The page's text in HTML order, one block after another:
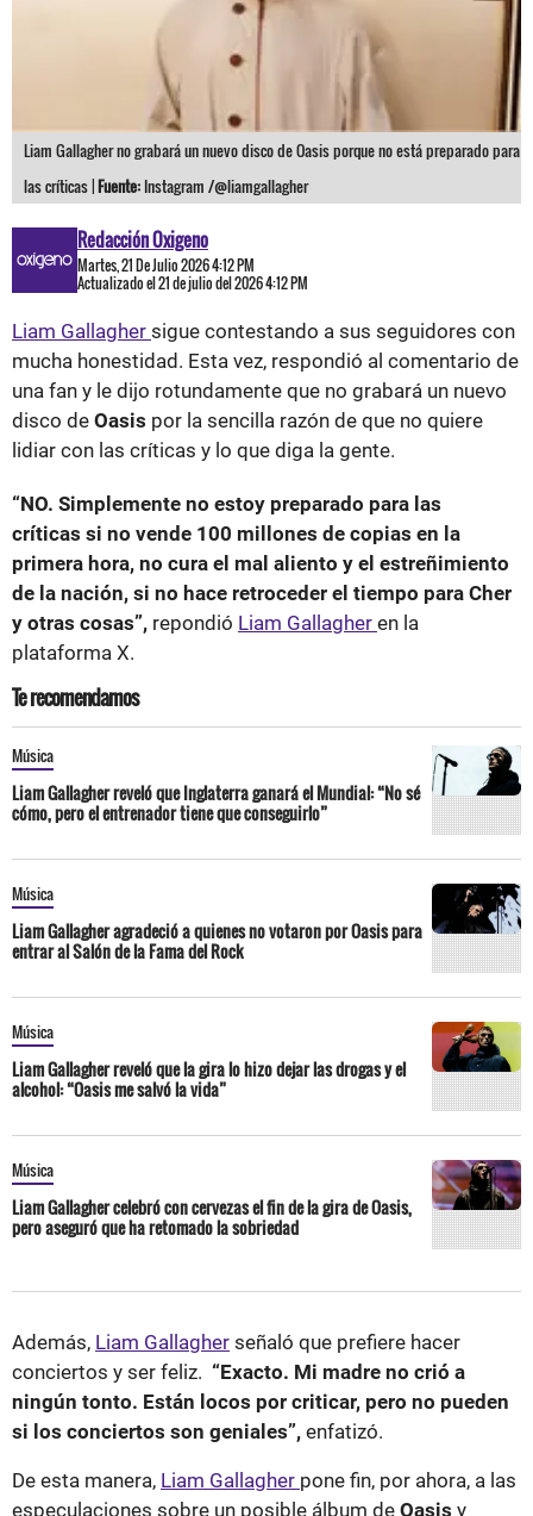
Liam Gallagher no grabará un nuevo disco de Oasis porque no está preparado para
las críticas |Fuente: Instagram /@liamgallagher
Redacción Oxigeno
Martes, 21 De Julio 2026 4:12 PM
Actualizado el 21 de julio del 2026 4:12 PM
Liam Gallagher sigue contestando a sus seguidores con
mucha honestidad. Esta vez, respondió al comentario de
una fan y le dijo rotundamente que no grabará un nuevo
disco de Oasis por la sencilla razón de que no quiere
lidiar con las críticas y lo que diga la gente.
“NO. Simplemente no estoy preparado para las
críticas si no vende 100 millones de copias en la
primera hora, no cura el mal aliento y el estreñimiento
de la nación, si no hace retroceder el tiempo para Cher
y otras cosas”, repondió Liam Gallagher en la
plataforma X.
Te recomendamos
Música
Liam Gallagher reveló que Inglaterra ganará el Mundial: “No sé
cómo, pero el entrenador tiene que conseguirlo”
Música
Liam Gallagher agradeció a quienes no votaron por Oasis para
entrar al Salón de la Fama del Rock
Música
Liam Gallagher reveló que la gira lo hizo dejar las drogas y el
alcohol: “Oasis me salvó la vida”
Música
Liam Gallagher celebró con cervezas el fin de la gira de Oasis,
pero aseguró que ha retomado la sobriedad
Además, Liam Gallagher señaló que prefiere hacer
conciertos y ser feliz. “Exacto. Mi madre no crió a
ningún tonto. Están locos por criticar, pero no pueden
si los conciertos son geniales”, enfatizó.
De esta manera, Liam Gallagher pone fin, por ahora, a las
especulaciones sobre un posible álbum de Oasis y